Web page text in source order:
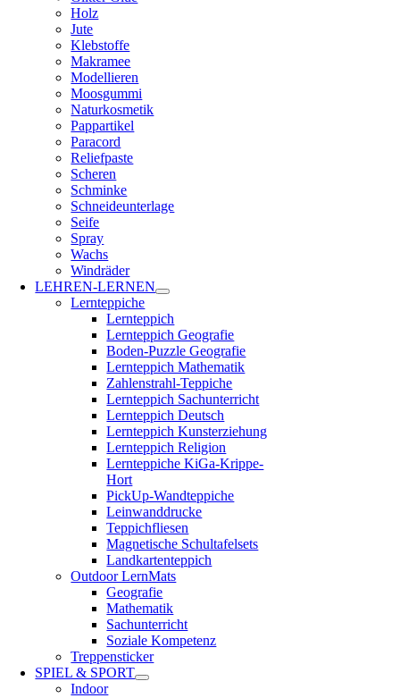
Holz
Jute
Klebstoffe
Makramee
Modellieren
Moosgummi
Naturkosmetik
Pappartikel
Paracord
Reliefpaste
Scheren
Schminke
Schneideunterlage
Seife
Spray
Wachs
Windräder
LEHREN-LERNEN
Lernteppiche
Lernteppich
Lernteppich Geografie
Boden-Puzzle Geografie
Lernteppich Mathematik
Zahlenstrahl-Teppiche
Lernteppich Sachunterricht
Lernteppich Deutsch
Lernteppich Kunsterziehung
Lernteppich Religion
Lernteppiche KiGa-Krippe-
Hort
PickUp-Wandteppiche
Leinwanddrucke
Teppichfliesen
Magnetische Schultafelsets
Landkartenteppich
Outdoor LernMats
Geografie
Mathematik
Sachunterricht
Soziale Kompetenz
Treppensticker
SPIEL & SPORT
Indoor